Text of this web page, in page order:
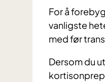
For å
vanligste
med før
Dersom du